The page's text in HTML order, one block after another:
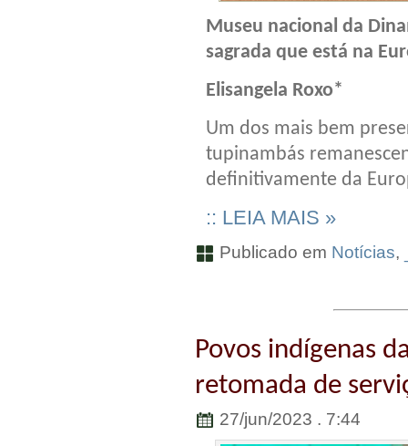
Museu nacional da
sagrada que está na
Elisangela Roxo*
Um dos mais bem
tupinambás
definitivamente da
:: LEIA MAIS »
Publicado em Notícias,
Povos indígenas
retomada de
27/jun/2023 . 7:44